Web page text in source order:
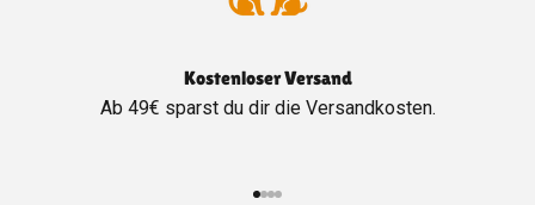
Kostenloser Versand
Ab 49€ sparst du dir die Versandkosten.